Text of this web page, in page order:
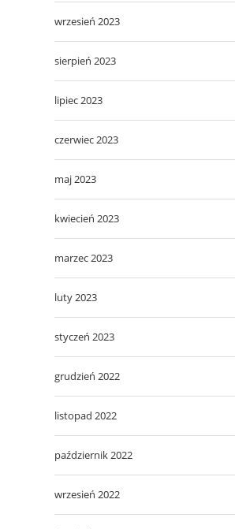
wrzesień 2023
sierpień 2023
lipiec 2023
czerwiec 2023
maj 2023
kwiecień 2023
marzec 2023
luty 2023
styczeń 2023
grudzień 2022
listopad 2022
październik 2022
wrzesień 2022